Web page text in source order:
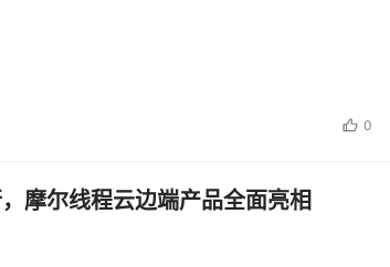
0
摩尔线程云边端产品全面亮相